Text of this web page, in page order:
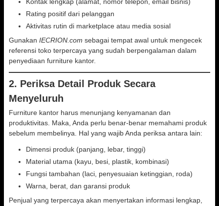
Rating positif dari pelanggan
Aktivitas rutin di marketplace atau media sosial
Gunakan IECRION.com sebagai tempat awal untuk mengecek
referensi toko terpercaya yang sudah berpengalaman dalam
penyediaan furniture kantor.
2. Periksa Detail Produk Secara
Menyeluruh
Furniture kantor harus menunjang kenyamanan dan
produktivitas. Maka, Anda perlu benar-benar memahami produk
sebelum membelinya. Hal yang wajib Anda periksa antara lain:
Dimensi produk (panjang, lebar, tinggi)
Material utama (kayu, besi, plastik, kombinasi)
Fungsi tambahan (laci, penyesuaian ketinggian, roda)
Warna, berat, dan garansi produk
Penjual yang terpercaya akan menyertakan informasi lengkap,